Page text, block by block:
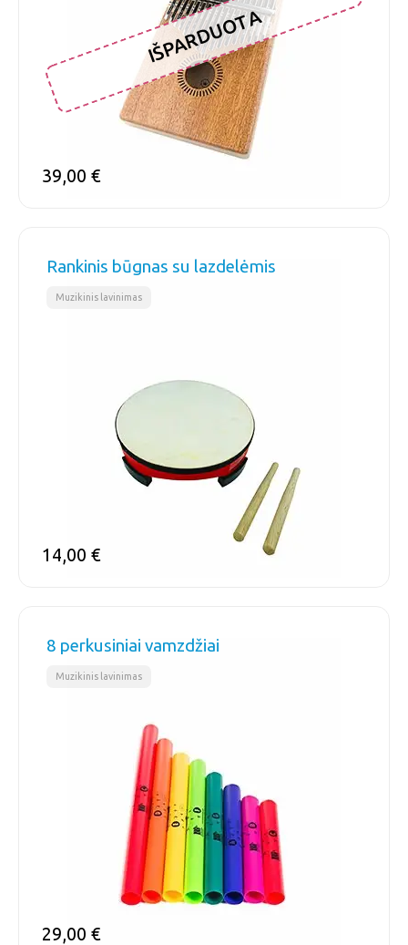
39,00 €
IŠPARDUOTA
Rankinis būgnas su lazdelėmis
Muzikinis lavinimas
14,00 €
8 perkusiniai vamzdžiai
Muzikinis lavinimas
29,00 €